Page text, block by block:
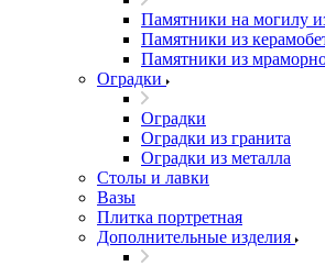
Памятники на могилу
Памятники из
Памятники из
Оградки
Оградки
Оградки из гранита
Оградки из металла
Столы и лавки
Вазы
Плитка портретная
Дополнительные изделия